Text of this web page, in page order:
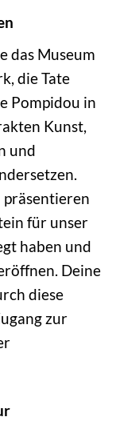
das Museum
die Tate
Pompidou in
Kunst,
und
für unser
haben und
Deine
diese
zur